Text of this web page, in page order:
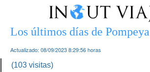
Los últimos días de Pompeya
Actualizado: 08/09/2023 8:29:56horas
(103 visitas)